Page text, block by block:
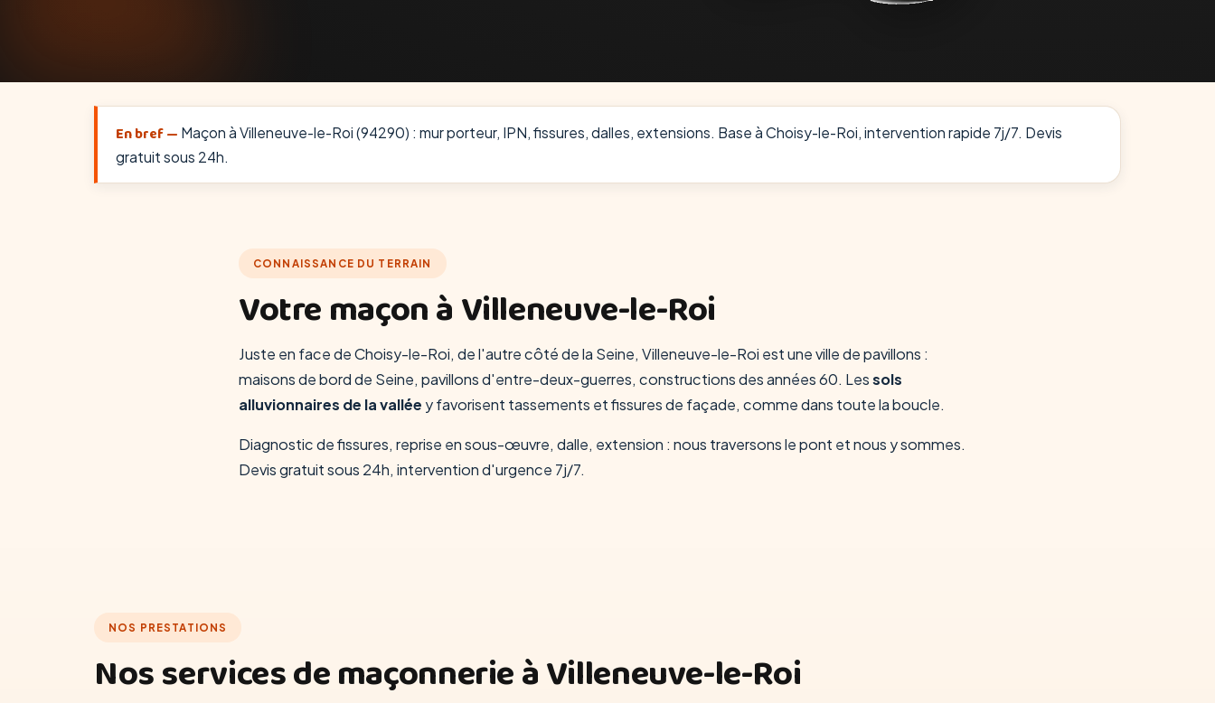
En bref — Maçon à Villeneuve-le-Roi (94290) : mur porteur, IPN, fissures, dalles, extensions. Base à Choisy-le-Roi, intervention rapide 7j/7. Devis
gratuit sous 24h.
CONNAISSANCE DU TERRAIN
Votre maçon à Villeneuve-le-Roi
Juste en face de Choisy-le-Roi, de l'autre côté de la Seine, Villeneuve-le-Roi est une ville de pavillons :
maisons de bord de Seine, pavillons d'entre-deux-guerres, constructions des années 60. Lessols
alluvionnaires de la vallée y favorisent tassements et fissures de façade, comme dans toute la boucle.
Diagnostic de fissures, reprise en sous-œuvre, dalle, extension : nous traversons le pont et nous y sommes.
Devis gratuit sous 24h, intervention d'urgence 7j/7.
NOS PRESTATIONS
Nos services de maçonnerie à Villeneuve-le-Roi